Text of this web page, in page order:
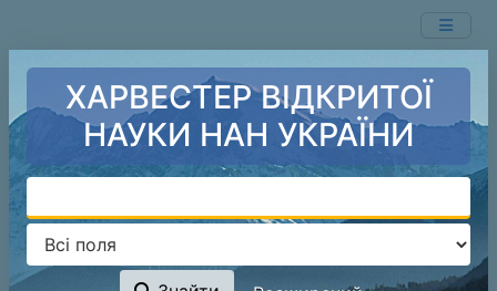
ХАРВЕСТЕР ВІДКРИТОЇ
НАУКИ НАН УКРАЇНИ